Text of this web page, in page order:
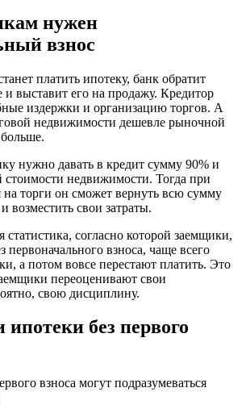
нужен
взнос
платить ипотеку, банк обратит
и выставит его на продажу. Кредитор
издержки и организацию торгов. А
недвижимости дешевле рыночной
нужно давать в кредит сумму 90% и
стоимости недвижимости. Тогда при
торги он сможет вернуть всю сумму
возместить свои затраты.
статистика, согласно которой заемщики,
первоначального взноса, чаще всего
а потом вовсе перестают платить. Это
переоценивают свои
свою дисциплину.
ипотеки без первого
взноса могут подразумеваться